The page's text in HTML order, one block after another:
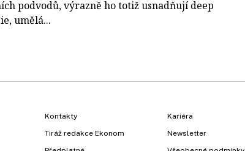
podvodů, výrazně ho totiž usnadňují deep
umělá...
Kontakty
Tiráž redakce Ekonom
Kariéra
Newsletter